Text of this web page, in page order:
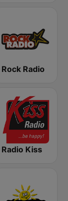
Rock Radio
Radio Kiss